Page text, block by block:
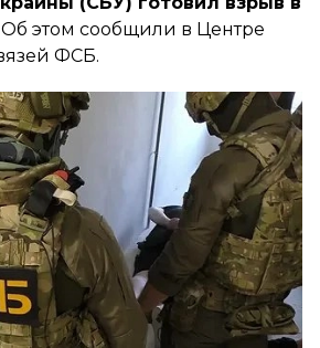
Об этом сообщили в Центре
ФСБ.